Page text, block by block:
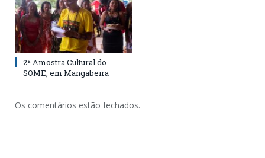
2ª Amostra Cultural do
SOME, em Mangabeira
Os comentários estão fechados.